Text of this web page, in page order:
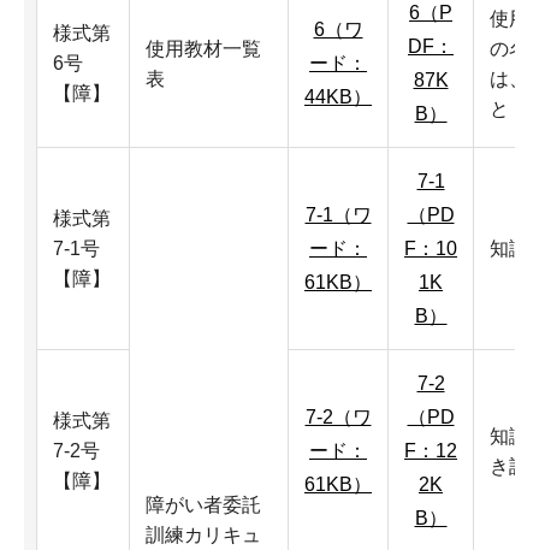
様式第
6号
【障】
使用教材一覧
表
6（ワ
ード：
44KB）
6（P
DF：
87K
B）
使用
の名
は、
と
様式第
7-1号
【障】
障がい者委託
訓練カリキュ
7-1（ワ
ード：
61KB）
7-1
（PD
F：10
1K
B）
知識
様式第
7-2号
【障】
7-2（ワ
ード：
61KB）
7-2
（PD
F：12
2K
B）
知識
き訓